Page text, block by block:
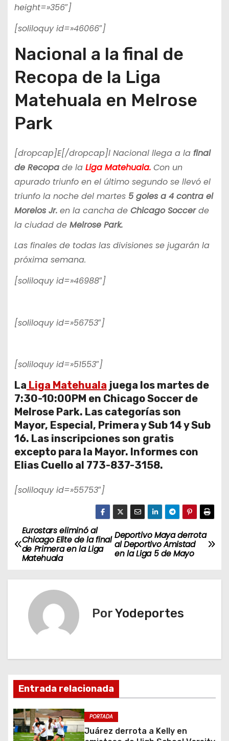
height=»356″]
[soliloquy id=»46066″]
Nacional a la final de
Recopa de la Liga
Matehuala en Melrose
Park
[dropcap]E[/dropcap]l Nacional llega a la final
de Recopade la Liga Matehuala.Con un
apurado triunfo en el último segundo se llevó el
triunfo la noche del martes5 goles a 4 contra el
Morelos Jr.en la cancha de Chicago Soccerde
la ciudad deMelrose Park.
Las finales de todas las divisiones se jugarán la
próxima semana.
[soliloquy id=»46988″]
[soliloquy id=»56753″]
[soliloquy id=»51553″]
La Liga Matehuala juega los martes de
7:30-10:00PM en Chicago Soccer de
Melrose Park. Las categorías son
Mayor, Especial, Primera y Sub 14 y Sub
16. Las inscripciones son gratis
excepto para la Mayor. Informes con
Elias Cuello al 773-837-3158.
[soliloquy id=»55753″]
N
a
v
c
ó
n
Deportivo Maya derrota
al Deportivo Amistad
en la Liga 5 de Mayo
Eurostars eliminó al
Chicago Elite de la final
de Primera en la Liga
Matehuala
PorYodeportes
Entrada relacionada
PORTADA
Juárez derrota a Kelly en